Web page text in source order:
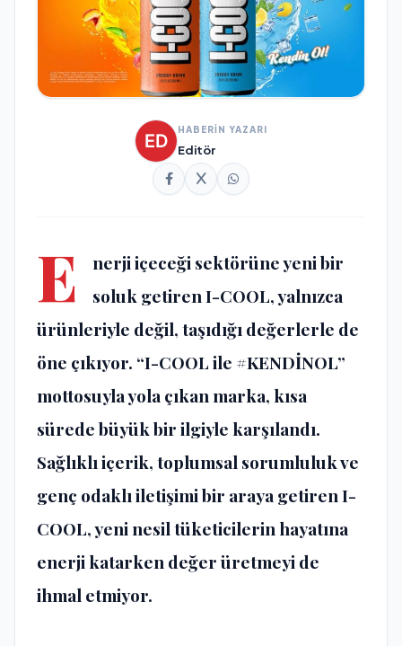
HABERİN YAZARI
Editör
E
nerji içeceği sektörüne yeni bir
soluk getiren I-COOL, yalnızca
ürünleriyle değil, taşıdığı değerlerle de
öne çıkıyor. “I-COOL ile #KENDİNOL”
mottosuyla yola çıkan marka, kısa
sürede büyük bir ilgiyle karşılandı.
Sağlıklı içerik, toplumsal sorumluluk ve
genç odaklı iletişimi bir araya getiren I-
COOL, yeni nesil tüketicilerin hayatına
enerji katarken değer üretmeyi de
ihmal etmiyor.